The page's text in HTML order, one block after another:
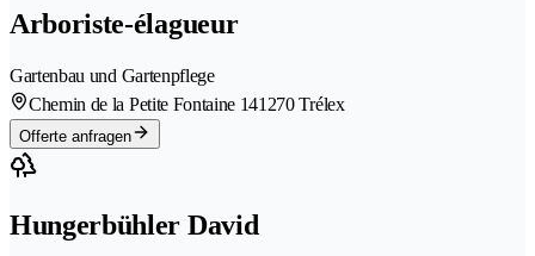
Arboriste-élagueur
Gartenbau und Gartenpflege
Chemin de la Petite Fontaine 141270 Trélex
Offerte anfragen
Hungerbühler David